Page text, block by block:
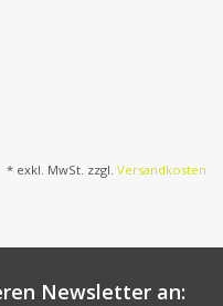
* exkl. MwSt. zzgl. Versandkosten
Newsletter an: